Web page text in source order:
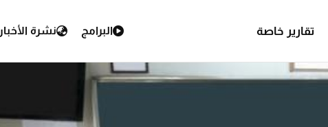
تقارير خاصة البرامج نشرة الأخبار